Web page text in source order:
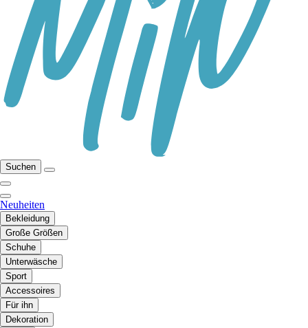
Suchen
Neuheiten
Bekleidung
Große Größen
Schuhe
Unterwäsche
Sport
Accessoires
Für ihn
Dekoration